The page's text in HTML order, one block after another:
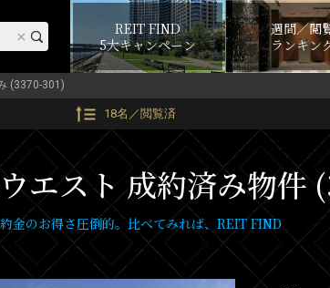
REIT FIND
5大キャンペーン
週間／閲
ランキン
(3370-301)
18名／閲覧済
エスト 成約済み物件
金のお得さ圧倒的。比べてみれば、REIT FIND